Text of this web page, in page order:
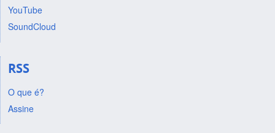
YouTube
SoundCloud
RSS
O que é?
Assine